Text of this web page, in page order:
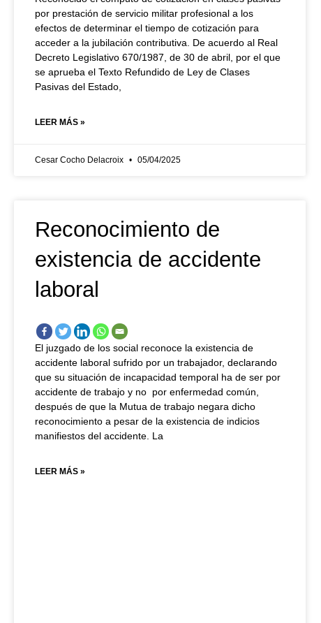
por prestación de servicio militar profesional a los
efectos de determinar el tiempo de cotización para
acceder a la jubilación contributiva. De acuerdo al Real
Decreto Legislativo 670/1987, de 30 de abril, por el que
se aprueba el Texto Refundido de Ley de Clases
Pasivas del Estado,
LEER MÁS »
Cesar Cocho Delacroix 05/04/2025
Reconocimiento de
existencia de accidente
laboral
El juzgado de los social reconoce la existencia de
accidente laboral sufrido por un trabajador, declarando
que su situación de incapacidad temporal ha de ser por
accidente de trabajo y no por enfermedad común,
después de que la Mutua de trabajo negara dicho
reconocimiento a pesar de la existencia de indicios
manifiestos del accidente. La
LEER MÁS »